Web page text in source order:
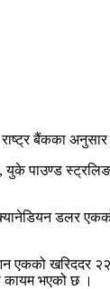
बैंकका
युके पाउण्ड
डलर
एकको खरिददर
कायम भएको छ ।